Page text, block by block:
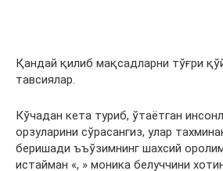
Қандай қилиб мақсадларни тўғри
тавсиялар.
Кўчадан кета туриб, ўтаётган
орзуларини сўрасангиз, улар
беришади ъъўзимнинг шахсий
истайман «, » моника белуччини